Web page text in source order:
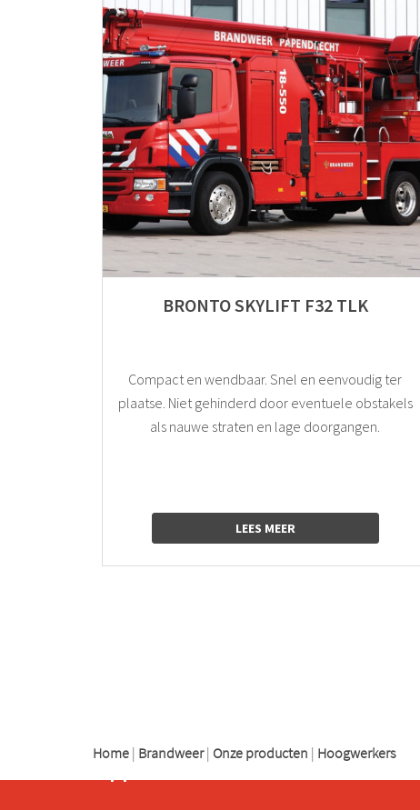
BRONTO SKYLIFT F32 TLK
Compact en wendbaar. Snel en eenvoudig ter
plaatse. Niet gehinderd door eventuele obstakels
als nauwe straten en lage doorgangen.
LEES MEER
Home | Brandweer | Onze producten | Hoogwerkers
Support Kenbri